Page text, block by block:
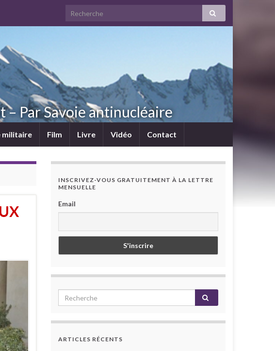
Par Savoie antinucléaire
militaire Film Livre Vidéo Contact
INSCRIVEZ-VOUS GRATUITEMENT À LA LETTRE
MENSUELLE
Email
ARTICLES RÉCENTS